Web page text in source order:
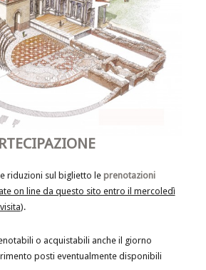
riduzioni sul biglietto le prenotazioni
on line da questo sito entro il mercoledì
).
o acquistabili anche il giorno
posti eventualmente disponibili